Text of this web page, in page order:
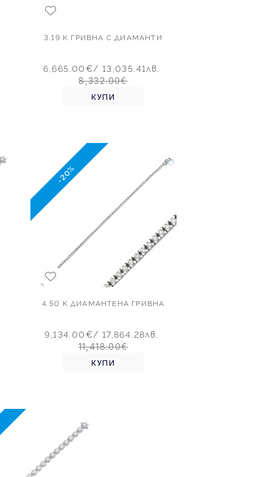
3.19 K ГРИВНА С ДИАМАНТИ
6,665.00€/ 13,035.41лв.
8,332.00€
КУПИ
-20%
4.50 К ДИАМАНТЕНА ГРИВНА
9,134.00€/ 17,864.28лв.
11,418.00€
КУПИ